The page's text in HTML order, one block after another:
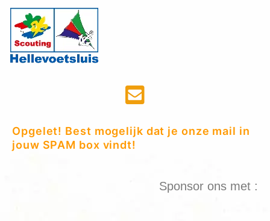
Opgelet! Best mogelijk dat je onze mail in
jouw SPAM box vindt!
Sponsor ons met :